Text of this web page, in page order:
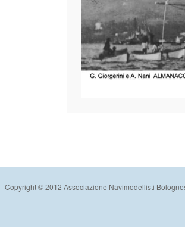
Copyright © 2012 Associazione Navimodellisti